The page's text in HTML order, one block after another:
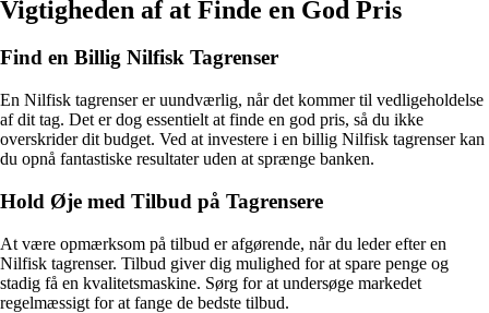
Vigtigheden af at Finde en God Pris
Find en Billig Nilfisk Tagrenser
En Nilfisk tagrenser er uundværlig, når det kommer til vedligeholdelse
af dit tag. Det er dog essentielt at finde en god pris, så du ikke
overskrider dit budget. Ved at investere i en billig Nilfisk tagrenser kan
du opnå fantastiske resultater uden at sprænge banken.
Hold Øje med Tilbud på Tagrensere
At være opmærksom på tilbud er afgørende, når du leder efter en
Nilfisk tagrenser. Tilbud giver dig mulighed for at spare penge og
stadig få en kvalitetsmaskine. Sørg for at undersøge markedet
regelmæssigt for at fange de bedste tilbud.